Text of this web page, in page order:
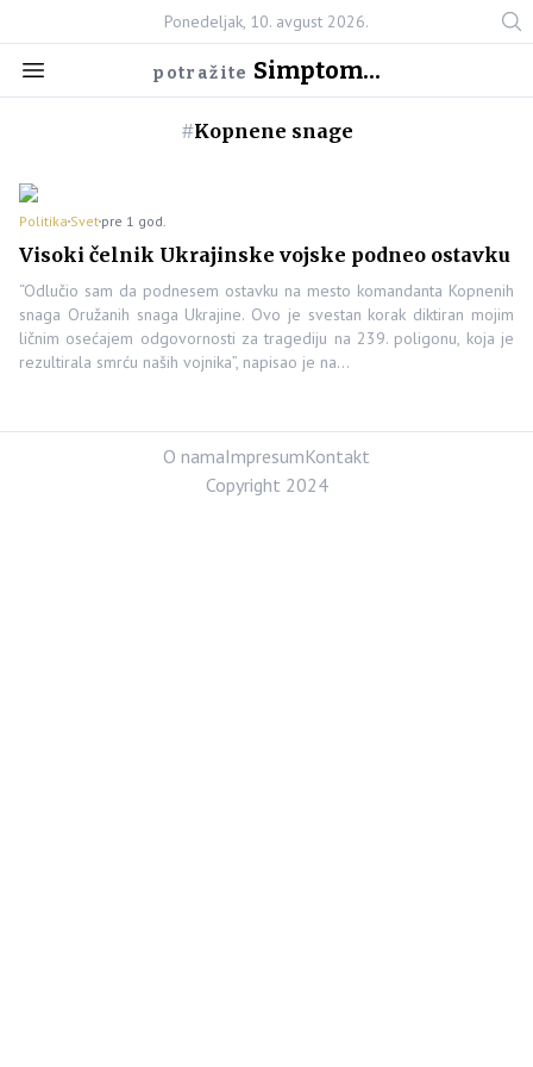
Ponedeljak, 10. avgust 2026.
potražite Simptom...
#Kopnene snage
Politika Svet pre 1 god.
Visoki čelnik Ukrajinske vojske podneo ostavku
“Odlučio sam da podnesem ostavku na mesto komandanta Kopnenih
snaga Oružanih snaga Ukrajine. Ovo je svestan korak diktiran mojim
ličnim osećajem odgovornosti za tragediju na 239. poligonu, koja je
rezultirala smrću naših vojnika”, napisao je na…
Copyright 2024
O namaImpresumKontakt